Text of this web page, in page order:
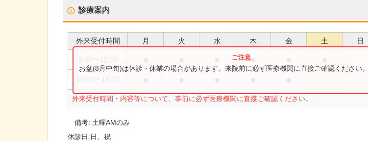
診療案内
外来受付時間 月 火 水 木 金 土 日
●
外来受付時間・内容等について、事前に必ず医療機関に直接ご確認ください。
お盆(8月中旬)は休診・休業の場合があります。来院前に必ず医療機関に直接ご確認ください。
備考: 土曜AMのみ
休診日:日、祝